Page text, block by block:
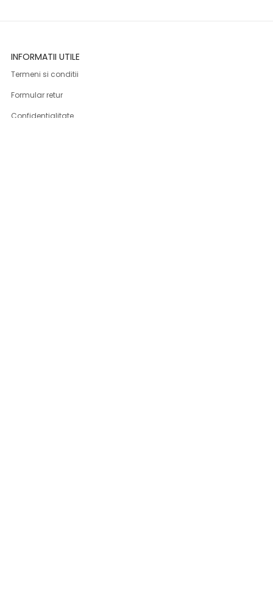
INFORMATII UTILE
Termeni si conditii
Formular retur
Confidentialitate